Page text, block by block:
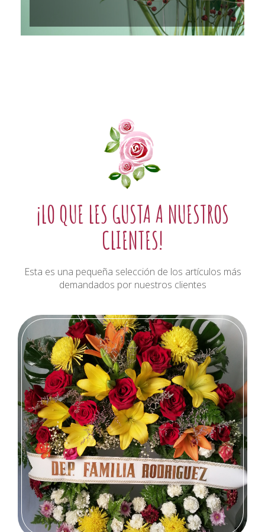
¡LO QUE LES GUSTA A NUESTROS
CLIENTES!
Esta es una pequeña selección de los artículos más
demandados por nuestros clientes